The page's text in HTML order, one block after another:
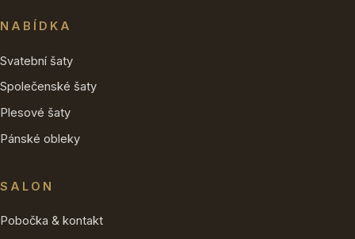
NABÍDKA
Svatební šaty
Společenské šaty
Plesové šaty
Pánské obleky
SALON
Pobočka & kontakt